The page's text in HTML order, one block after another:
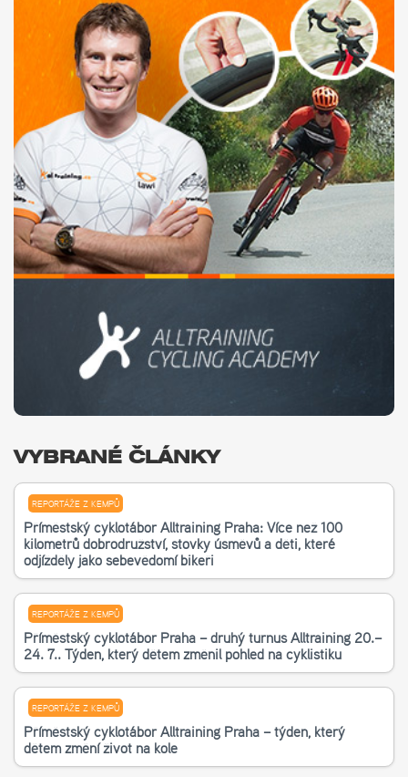
VYBRANÉ ČLÁNKY
REPORTÁŽE Z KEMPŮ
Příměstský cyklotábor Alltraining Praha: Více než 100
kilometrů dobrodružství, stovky úsměvů a děti, které
odjížděly jako sebevědomí bikeři
REPORTÁŽE Z KEMPŮ
Příměstský cyklotábor Praha – druhý turnus Alltraining 20.–
24. 7.. Týden, který dětem změnil pohled na cyklistiku
REPORTÁŽE Z KEMPŮ
Příměstský cyklotábor Alltraining Praha – týden, který
dětem změní život na kole